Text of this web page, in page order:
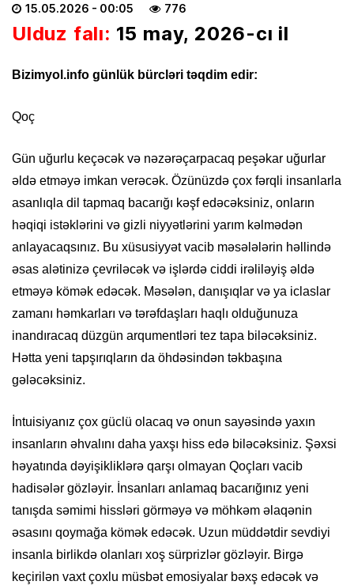
15.05.2026 - 00:05 776
Ulduz falı: 15 may, 2026-cı il
Bizimyol.info günlük bürcləri təqdim edir:
Qoç
Gün uğurlu keçəcək və nəzərəçarpacaq peşəkar uğurlar
əldə etməyə imkan verəcək. Özünüzdə çox fərqli insanlarla
asanlıqla dil tapmaq bacarığı kəşf edəcəksiniz, onların
həqiqi istəklərini və gizli niyyətlərini yarım kəlmədən
anlayacaqsınız. Bu xüsusiyyət vacib məsələlərin həllində
əsas alətinizə çevriləcək və işlərdə ciddi irəliləyiş əldə
etməyə kömək edəcək. Məsələn, danışıqlar və ya iclaslar
zamanı həmkarları və tərəfdaşları haqlı olduğunuza
inandıracaq düzgün arqumentləri tez tapa biləcəksiniz.
Hətta yeni tapşırıqların da öhdəsindən təkbaşına
gələcəksiniz.
İntuisiyanız çox güclü olacaq və onun sayəsində yaxın
insanların əhvalını daha yaxşı hiss edə biləcəksiniz. Şəxsi
həyatında dəyişikliklərə qarşı olmayan Qoçları vacib
hadisələr gözləyir. İnsanları anlamaq bacarığınız yeni
tanışda səmimi hissləri görməyə və möhkəm əlaqənin
əsasını qoymağa kömək edəcək. Uzun müddətdir sevdiyi
insanla birlikdə olanları xoş sürprizlər gözləyir. Birgə
keçirilən vaxt çoxlu müsbət emosiyalar bəxş edəcək və